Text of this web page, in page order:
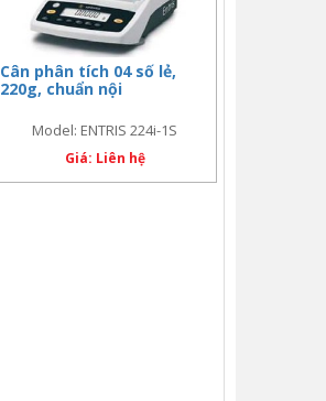
Cân phân tích 04 số lẻ,
220g, chuẩn nội
Model: ENTRIS 224i-1S
Giá: Liên hệ